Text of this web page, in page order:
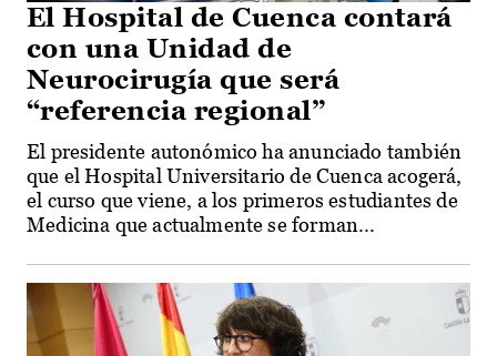
El Hospital de Cuenca contará
con una Unidad de
Neurocirugía que será
“referencia regional”
El presidente autonómico ha anunciado también
que el Hospital Universitario de Cuenca acogerá,
el curso que viene, a los primeros estudiantes de
Medicina que actualmente se forman...